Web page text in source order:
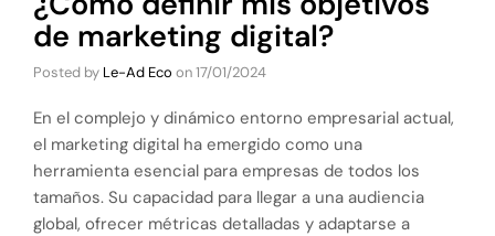
de marketing digital?
Posted by Le-Ad Eco on17/01/2024
En el complejo y dinámico entorno empresarial actual,
el marketing digital ha emergido como una
herramienta esencial para empresas de todos los
tamaños. Su capacidad para llegar a una audiencia
global, ofrecer métricas detalladas y adaptarse a